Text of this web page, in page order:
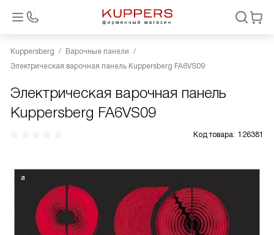
Kuppersberg
Варочные панели
Электрическая варочная панель Kuppersberg FA6VS09
Электрическая варочная панель
Kuppersberg FA6VS09
Код товара: 126381